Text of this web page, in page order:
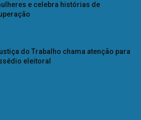
e celebra histórias de
do Trabalho chama atenção para
eleitoral